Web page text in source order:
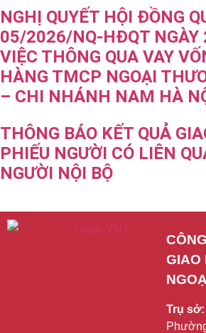
NGHỊ QUYẾT HỘI ĐỒNG
05/2026/NQ-HĐQT
VIỆC THÔNG QUA VAY
HÀNG TMCP NGOẠI
– CHI NHÁNH NAM HÀ
THÔNG BÁO KẾT QUẢ
PHIẾU NGƯỜI CÓ LIÊN
NGƯỜI NỘI BỘ
GIAO
Trụ sở: